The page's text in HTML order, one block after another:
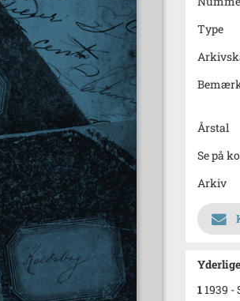
Type
Årstal
Se på
Arkiv
11939 -